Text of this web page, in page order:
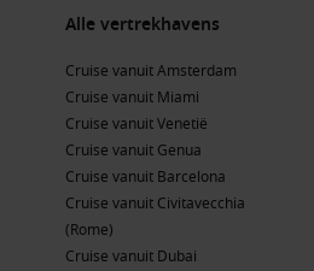
Alle vertrekhavens
Cruise vanuit Amsterdam
Cruise vanuit Miami
Cruise vanuit Venetië
Cruise vanuit Genua
Cruise vanuit Barcelona
Cruise vanuit Civitavecchia
(Rome)
Cruise vanuit Dubai